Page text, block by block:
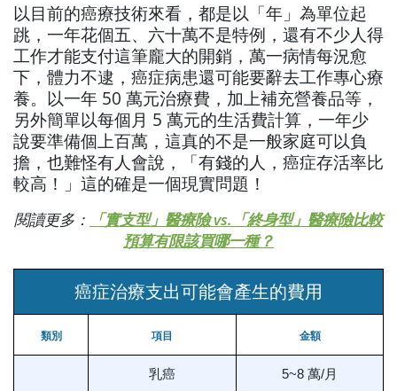
以目前的癌療技術來看，都是以「年」為單位起
跳，一年花個五、六十萬不是特例，還有不少人得
工作才能支付這筆龐大的開銷，萬一病情每況愈
下，體力不逮，癌症病患還可能要辭去工作專心療
養。以一年 50 萬元治療費，加上補充營養品等，
另外簡單以每個月 5 萬元的生活費計算，一年少
說要準備個上百萬，這真的不是一般家庭可以負
擔，也難怪有人會說，「有錢的人，癌症存活率比
較高！」這的確是一個現實問題！
閱讀更多：
「實支型」醫療險 vs.「終身型」醫療險比較
預算有限該買哪一種？
癌症治療支出可能會產生的費用
類別 項目 金額
乳癌 5~8 萬/月